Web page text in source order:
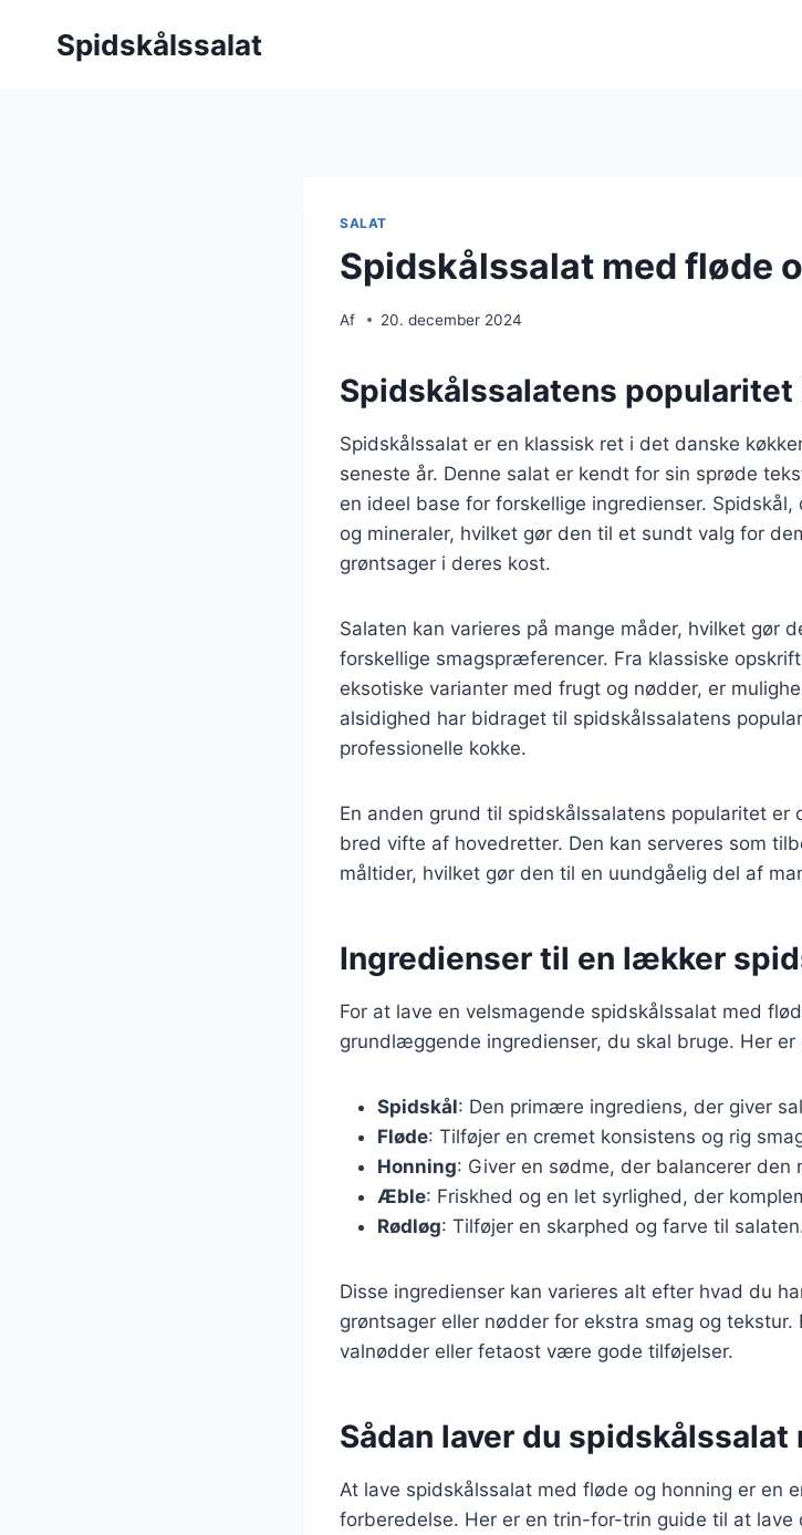
Spidskålssalat
SALAT
Spidskålssalat med fløde
Af 20. december 2024
Spidskålssalatens popularitet
Spidskålssalat er en klassisk ret i det danske
seneste år. Denne salat er kendt for sin sprøde
en ideel base for forskellige ingredienser.
og mineraler, hvilket gør den til et sundt valg for
grøntsager i deres kost.
Salaten kan varieres på mange måder, hvilket gør
forskellige smagspræferencer. Fra klassiske
eksotiske varianter med frugt og nødder, er
alsidighed har bidraget til spidskålssalatens
professionelle kokke.
En anden grund til spidskålssalatens popularitet er
bred vifte af hovedretter. Den kan serveres som
måltider, hvilket gør den til en uundgåelig del af
Ingredienser til en lækker
For at lave en velsmagende spidskålssalat med
grundlæggende ingredienser, du skal bruge. Her
Spidskål: Den primære ingrediens, der giver
Fløde: Tilføjer en cremet konsistens og rig
Honning: Giver en sødme, der balancerer den
Æble: Friskhed og en let syrlighed, der
Rødløg: Tilføjer en skarphed og farve til
Disse ingredienser kan varieres alt efter hvad du
grøntsager eller nødder for ekstra smag og tekstur.
valnødder eller fetaost være gode tilføjelser.
Sådan laver du
At lave spidskålssalat med fløde og honning er en
forberedelse. Her er en trin-for-trin guide til at